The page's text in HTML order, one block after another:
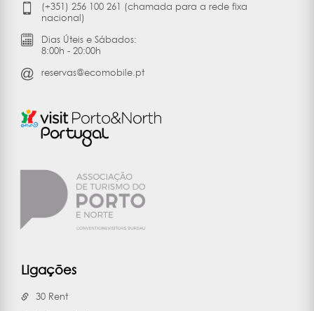
(+351) 256 100 261 (chamada para a rede fixa
nacional)
Dias Úteis e Sábados:
8:00h - 20:00h
reservas@ecomobile.pt
Ligações
30 Rent